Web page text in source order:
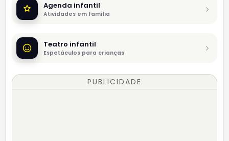
Agenda infantil
Atividades em família
Teatro infantil
Espetáculos para crianças
PUBLICIDADE